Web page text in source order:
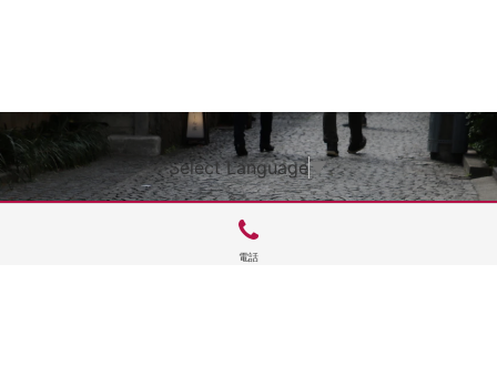
Select Language▼
電話